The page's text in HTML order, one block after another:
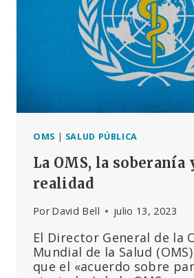
OMS | SALUD PÚBLICA
La OMS, la soberanía
realidad
Por David Bell julio 13, 2023
El Director General de la
Mundial de la Salud
que el «acuerdo sobre